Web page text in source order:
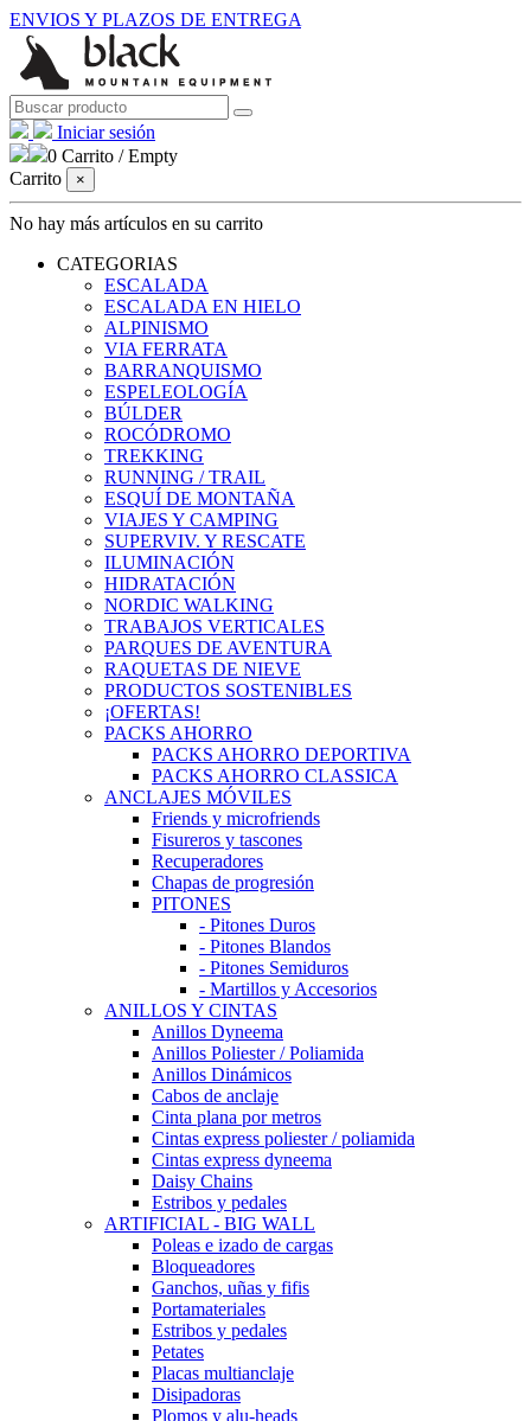
ENVIOS Y PLAZOS DE ENTREGA
Iniciar sesión
0 Carrito /Empty
Carrito
×
No hay más artículos en su carrito
CATEGORIAS
ESCALADA
ESCALADA EN HIELO
ALPINISMO
VIA FERRATA
BARRANQUISMO
ESPELEOLOGÍA
BÚLDER
ROCÓDROMO
TREKKING
RUNNING / TRAIL
ESQUÍ DE MONTAÑA
VIAJES Y CAMPING
SUPERVIV. Y RESCATE
ILUMINACIÓN
HIDRATACIÓN
NORDIC WALKING
TRABAJOS VERTICALES
PARQUES DE AVENTURA
RAQUETAS DE NIEVE
PRODUCTOS SOSTENIBLES
¡OFERTAS!
PACKS AHORRO
PACKS AHORRO DEPORTIVA
PACKS AHORRO CLASSICA
ANCLAJES MÓVILES
Friends y microfriends
Fisureros y tascones
Recuperadores
Chapas de progresión
PITONES
- Pitones Duros
- Pitones Blandos
- Pitones Semiduros
- Martillos y Accesorios
ANILLOS Y CINTAS
Anillos Dyneema
Anillos Poliester / Poliamida
Anillos Dinámicos
Cabos de anclaje
Cinta plana por metros
Cintas express poliester / poliamida
Cintas express dyneema
Daisy Chains
Estribos y pedales
ARTIFICIAL - BIG WALL
Poleas e izado de cargas
Bloqueadores
Ganchos, uñas y fifis
Portamateriales
Estribos y pedales
Petates
Placas multianclaje
Disipadoras
Plomos y alu-heads